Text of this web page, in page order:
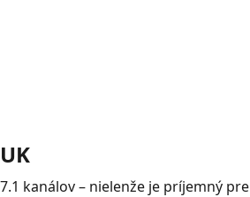
kanálov – nielenže je príjemný pre